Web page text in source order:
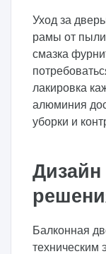
Уход за
рамы от
смазка
лакировка
алюминия
уборки и
Дизайн
Балконная
техническим